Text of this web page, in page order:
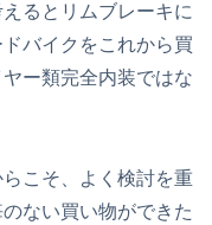
るとリムブレーキに
バイクをこれから買
ー類完全内装ではな
こそ、よく検討を重
ない買い物ができた